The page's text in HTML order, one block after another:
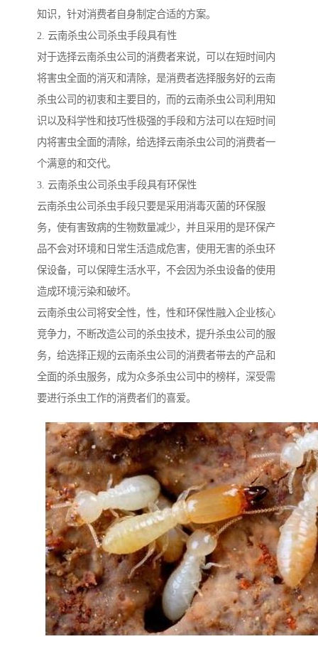
知识，针对消费者自身制定合适的方案。
2. 云南杀虫公司杀虫手段具有性
对于选择云南杀虫公司的消费者来说，可以在短时间内
将害虫全面的消灭和清除，是消费者选择服务好的云南
杀虫公司的初衷和主要目的，而的云南杀虫公司利用知
识以及科学性和技巧性极强的手段和方法可以在短时间
内将害虫全面的清除，给选择云南杀虫公司的消费者一
个满意的和交代。
3. 云南杀虫公司杀虫手段具有环保性
云南杀虫公司杀虫手段只要是采用消毒灭菌的环保服
务，使有害致病的生物数量减少，并且采用的是环保产
品不会对环境和日常生活造成危害，使用无害的杀虫环
保设备，可以保障生活水平，不会因为杀虫设备的使用
造成环境污染和破坏。
云南杀虫公司将安全性，性，性和环保性融入企业核心
竞争力，不断改造公司的杀虫技术，提升杀虫公司的服
务，给选择正规的云南杀虫公司的消费者带去的产品和
全面的杀虫服务，成为众多杀虫公司中的榜样，深受需
要进行杀虫工作的消费者们的喜爱。